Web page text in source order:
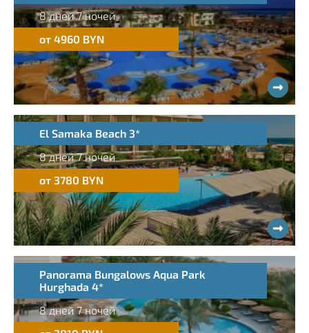
8 дней 7 ночей
от 4960 BYN
El Samaka Beach 3*
8 дней 7 ночей
от 3780 BYN
Panorama Bungalows Aqua Park
Hurghada 4*
8 дней 7 ночей